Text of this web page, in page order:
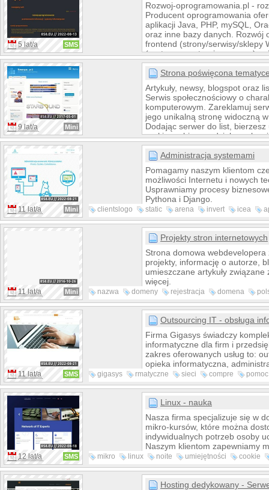
5 lat/a SMS
Rozwoj-oprogramowania.pl -
Producent oprogramowania
aplikacji Java, PHP, mySQL,
oraz inne bazy danych. Rozwój
frontend (strony/serwisy/sklepy
(systemy po stronie serwera),
przetwarzanie danych i inne.
Java/JEE (Spring, Spring Boot,
Docker, Jenkins, Apache/nginx,
Tworzenie, projektowanie,
rozwój oprogramowania.
9 lat/a Mini
Strona poświęcona
Artykuły, newsy, blogspot oraz
Serwis społecznościowy o
komputerowym. Zareklamuj
jego unikalną stronę widoczną
Dodając serwer do list, bierzesz
rankingu, biorąc udział w
możliwość oddania jednego
godziny. Zapraszamy również
TeamSpeak3. Zapraszamy!
11 lat/a Mini
Administracja systemami
Pomagamy naszym klientom
możliwości Internetu i nowych
Usprawniamy procesy
Pythona i Django.
clientslogo static arena invert icea
optymalizacja
marcin autocentrum
11 lat/a Mini
Projekty stron internetowych
Strona domowa webdevelopera
projekty, informację o autorze,
umieszczane artykuły związane
więcej.
nazwa domeny rejestracja domena
jjay
lider domen
11 lat/a SMS
Outsourcing IT - obsługa
Firma Gigasys świadczy
informatyczne dla firm i
zakres oferowanych usług to:
opieka informatyczna,
w środowisku Windows / Linux.
profesjonalizm firmy
certyfikaty pracowników firmy i
zrealizowanych projektów.
gigasys rmatyczne sieci compre
pomoc
aligncenter
google facebook
12 lat/a SMS
Linux - nauka
Nasza firma specjalizuje się w
mikro-kursów, które można
indywidualnych potrzeb osoby
Naszym klientom zapewniamy
certyfikację w zakresie Linux. W
mikro-kursu lub zestawu
elektroniczny, dostęp do
wirtualnego, dostęp do systemu
mikro linux noite umiejętności
cookie
certyfikaty
kurs hasło
Hosting dedykowany -